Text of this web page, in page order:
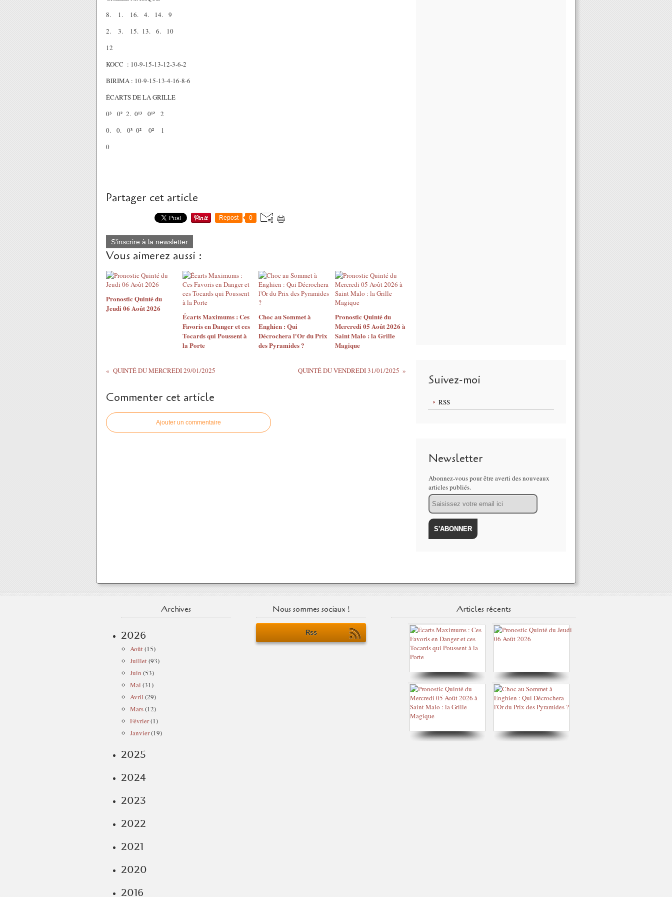
8. 1. 16. 4. 14. 9
2. 3. 15. 13. 6. 10
12
KOCC : 10-9-15-13-12-3-6-2
BIRIMA : 10-9-15-13-4-16-8-6
ÉCARTS DE LA GRILLE
0³ 0² 2. 0¹³ 0¹² 2
0. 0. 0³ 0² 0² 1
0
Partager cet article
Repost 0
S'inscrire à la newsletter
Vous aimerez aussi :
Pronostic Quinté du
Jeudi 06 Août 2026
Écarts Maximums : Ces
Favoris en Danger et ces
Tocards qui Poussent à
la Porte
Choc au Sommet à
Enghien : Qui
Décrochera l'Or du Prix
des Pyramides ?
Pronostic Quinté du
Mercredi 05 Août 2026 à
Saint Malo : la Grille
Magique
QUINTÉ DU MERCREDI 29/01/2025 QUINTÉ DU VENDREDI 31/01/2025
Commenter cet article
Ajouter un commentaire
Suivez-moi
RSS
Newsletter
Abonnez-vous pour être averti des nouveaux
articles publiés.
Email
Archives
2026
Août(15)
Juillet(93)
Juin (53)
Mai (31)
Avril (29)
Mars(12)
Février(1)
Janvier(19)
2025
2024
2023
2022
2021
2020
2016
Nous sommes sociaux !
Rss
Articles récents